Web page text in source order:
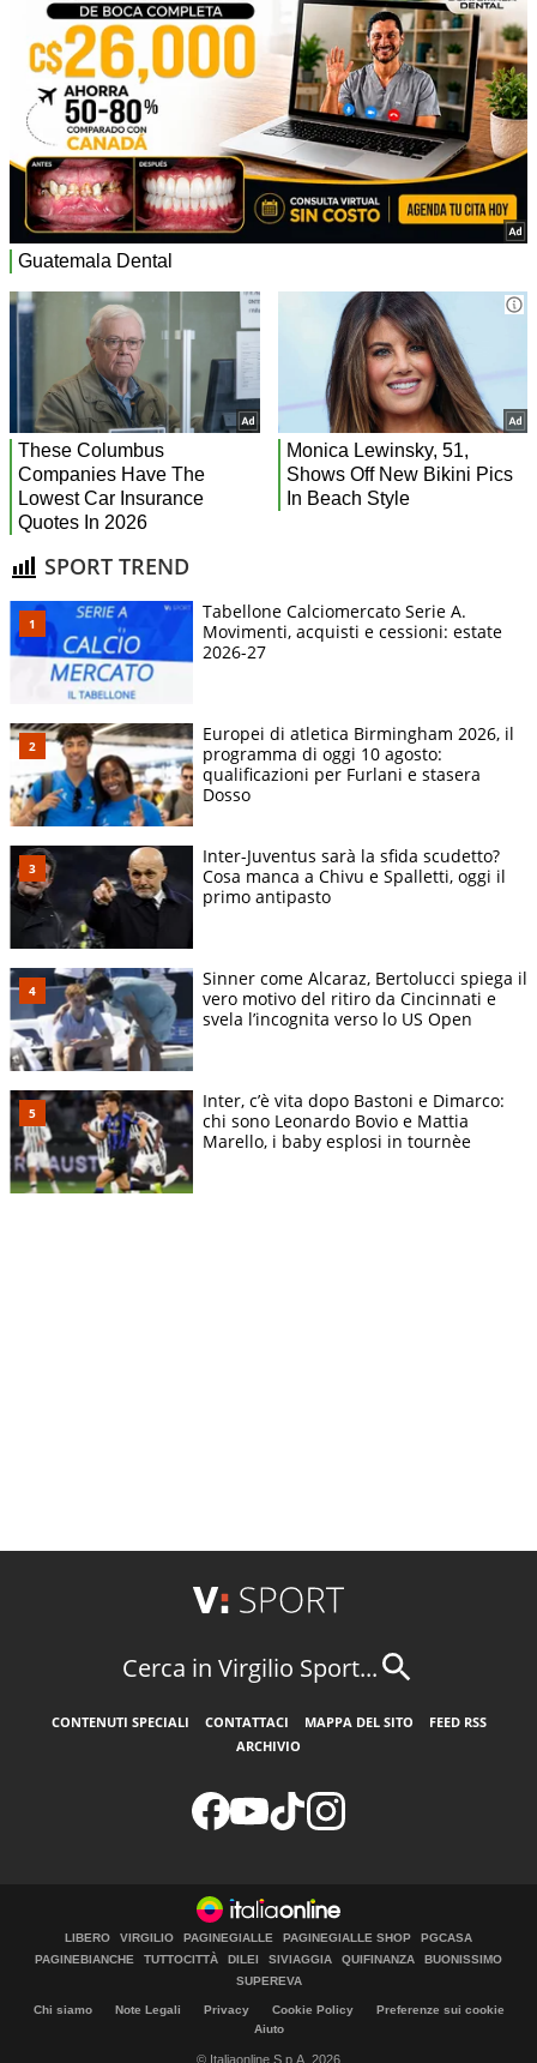
SPORT TREND
Tabellone Calciomercato Serie A.
Movimenti, acquisti e cessioni: estate
2026-27
Europei di atletica Birmingham 2026, il
programma di oggi 10 agosto:
qualificazioni per Furlani e stasera
Dosso
Inter-Juventus sarà la sfida scudetto?
Cosa manca a Chivu e Spalletti, oggi il
primo antipasto
Sinner come Alcaraz, Bertolucci spiega il
vero motivo del ritiro da Cincinnati e
svela l’incognita verso lo US Open
Inter, c’è vita dopo Bastoni e Dimarco:
chi sono Leonardo Bovio e Mattia
Marello, i baby esplosi in tournèe
Cerca in Virgilio Sport...
CONTENUTI SPECIALI CONTATTACI MAPPA DEL SITO
FEED RSS
ARCHIVIO
LIBERO VIRGILIO PAGINEGIALLE PAGINEGIALLE SHOP
PGCASA
PAGINEBIANCHE
TUTTOCITTÀ DILEI SIVIAGGIA QUIFINANZA
BUONISSIMO
SUPEREVA
Chi siamo Note Legali Privacy Cookie Policy
Preferenze sui cookie
Aiuto
© Italiaonline S.p.A. 2026